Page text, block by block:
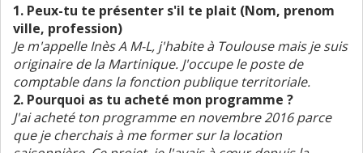
1. Peux-tu te présenter s'il te plait (Nom, prenom
ville, profession)
Je m'appelle Inès A M-L, j'habite à Toulouse mais je suis
originaire de la Martinique. J'occupe le poste de
comptable dans la fonction publique territoriale.
2. Pourquoi as tu acheté mon programme ?
J'ai acheté ton programme en novembre 2016 parce
que je cherchais à me former sur la location